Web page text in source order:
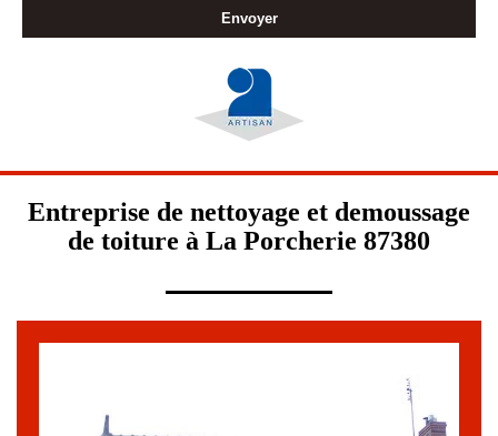
Entreprise de nettoyage et demoussage
de toiture à La Porcherie 87380